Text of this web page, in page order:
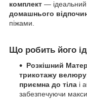
комплект — ідеальний
домашнього
піжами.
Що робить його
Розкішний
трикотажу велюру
приємна до тіла і
забезпечуючи